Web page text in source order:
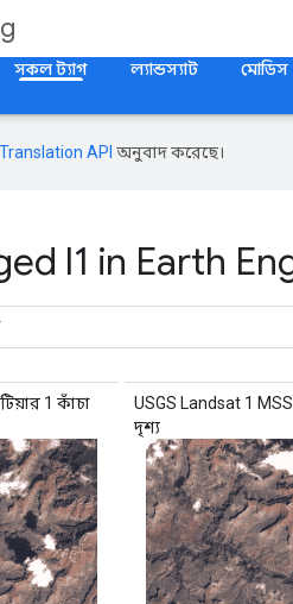
সকল ট্যাগ ল্যান্ডস্যাট মোডিস
API অনুবাদ করেছে।
l1 in Earth
1 কাঁচা
USGS Landsat 1 MSS
দৃশ্য